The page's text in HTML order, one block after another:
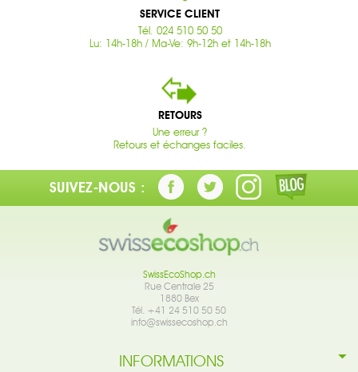
SERVICE CLIENT
Tél. 024 510 50 50
Lu: 14h-18h / Ma-Ve: 9h-12h et 14h-18h
RETOURS
Une erreur ?
Retours et échanges faciles.
SUIVEZ-NOUS :
SwissEcoShop.ch
Rue Centrale 25
1880 Bex
Tél. +41 24 510 50 50
info@swissecoshop.ch
INFORMATIONS